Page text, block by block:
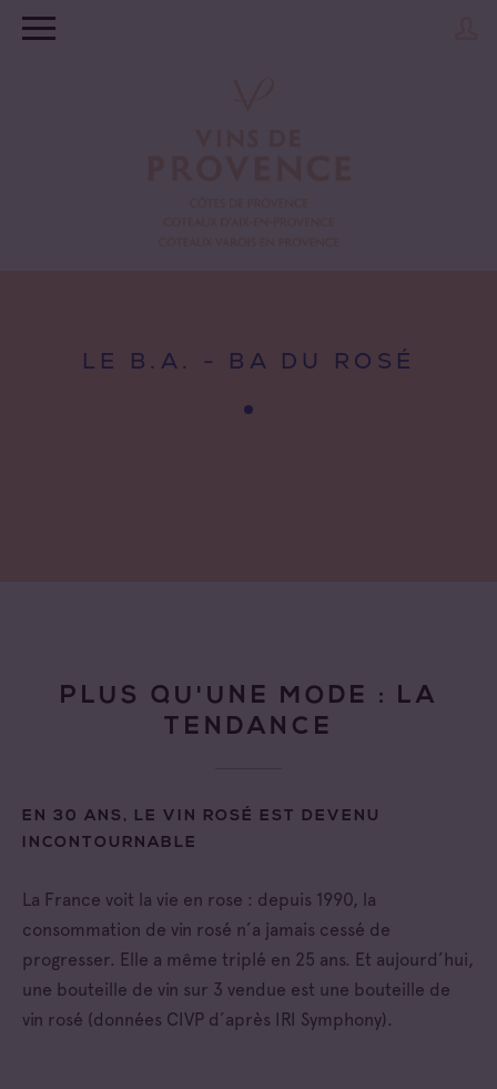
LE B.A. - BA DU ROSÉ
PLUS QU'UNE MODE : LA
TENDANCE
EN 30 ANS, LE VIN ROSÉ EST DEVENU
INCONTOURNABLE
La France voit la vie en rose : depuis 1990, la
consommation de vin rosé n’a jamais cessé de
progresser. Elle a même triplé en 25 ans. Et aujourd’hui,
une bouteille de vin sur 3 vendue est une bouteille de
vin rosé (données CIVP d’après IRI Symphony).